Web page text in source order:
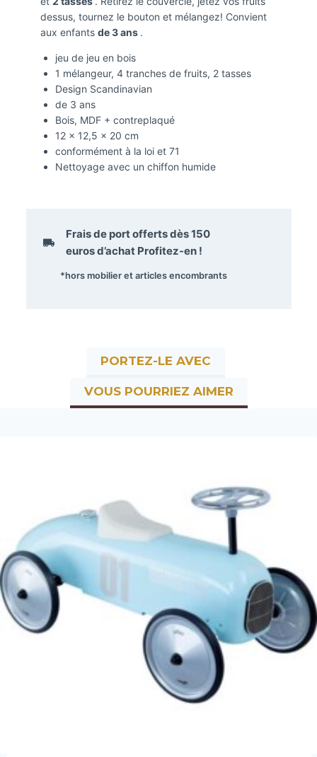
dessus, tournez le bouton et mélangez! Convient
aux enfants de 3 ans .
jeu de jeu en bois
1 mélangeur, 4 tranches de fruits, 2 tasses
Design Scandinavian
de 3 ans
Bois, MDF + contreplaqué
12 x 12,5 x 20 cm
conformément à la loi et 71
Nettoyage avec un chiffon humide
Frais de port offerts dès150
eurosd’achat Profitez-en !
*hors mobilier et articles encombrants
PORTEZ-LE AVEC
VOUS POURRIEZ AIMER